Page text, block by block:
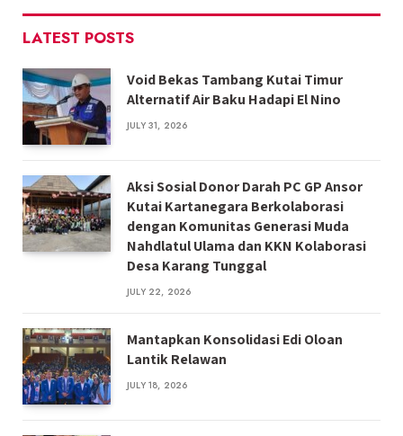
LATEST POSTS
Void Bekas Tambang Kutai Timur
Alternatif Air Baku Hadapi El Nino
JULY 31, 2026
Aksi Sosial Donor Darah PC GP Ansor
Kutai Kartanegara Berkolaborasi
dengan Komunitas Generasi Muda
Nahdlatul Ulama dan KKN Kolaborasi
Desa Karang Tunggal
JULY 22, 2026
Mantapkan Konsolidasi Edi Oloan
Lantik Relawan
JULY 18, 2026